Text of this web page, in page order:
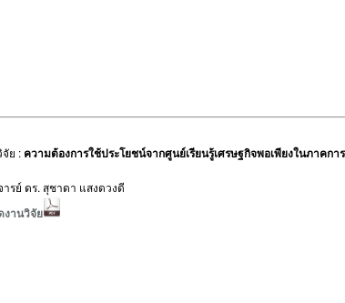
ย : ความต้องการใช้ประโยชน์จากศูนย์เรียนรู้เศรษฐกิจพอเพียงในภาค
ารย์ ดร. สุชาดา แสงดวงดี
งานวิจัย